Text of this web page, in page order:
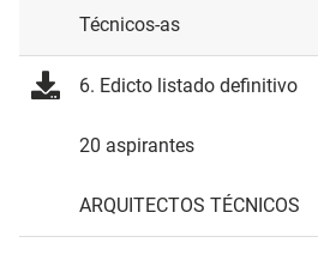
Técnicos-as
6. Edicto listado definitivo
20 aspirantes
ARQUITECTOS TÉCNICOS